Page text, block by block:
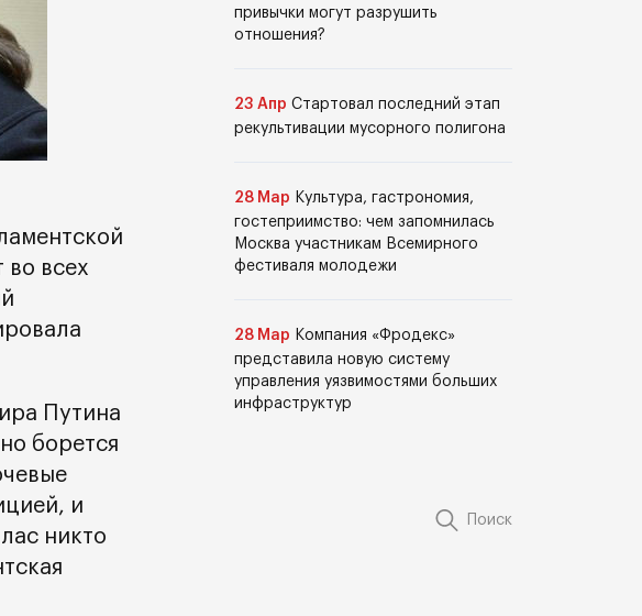
во всех
Путина
борется
и
никто
привычки могут разрушить
отношения?
23 Апр Стартовал последний этап
рекультивации мусорного полигона
28 Мар Культура, гастрономия,
гостеприимство: чем запомнилась
Москва участникам Всемирного
фестиваля молодежи
28 Мар Компания «Фродекс»
представила новую систему
управления уязвимостями больших
инфраструктур
Поиск